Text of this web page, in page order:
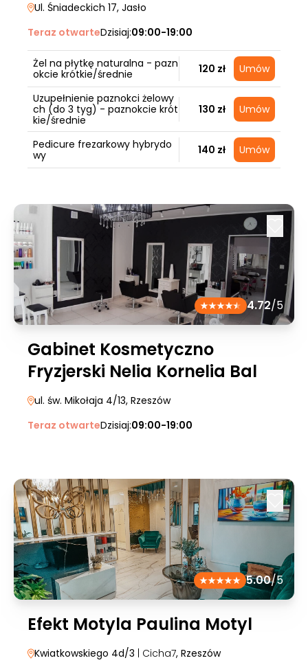
Ul. Śniadeckich 17, Jasło
Teraz otwarteDzisiaj:09:00-19:00
Żel na płytkę naturalna - pazn
okcie krótkie/średnie
120 zł Umów
Uzupełnienie paznokci żelowy
ch (do 3 tyg) - paznokcie krót
kie/średnie
130 zł Umów
Pedicure frezarkowy hybrydo
wy
140 zł Umów
4.72/5
Gabinet Kosmetyczno
Fryzjerski Nelia Kornelia Bal
ul. św. Mikołaja 4/13, Rzeszów
Teraz otwarteDzisiaj:09:00-19:00
5.00/5
Efekt Motyla Paulina Motyl
Kwiatkowskiego 4d/3 | Cicha7, Rzeszów